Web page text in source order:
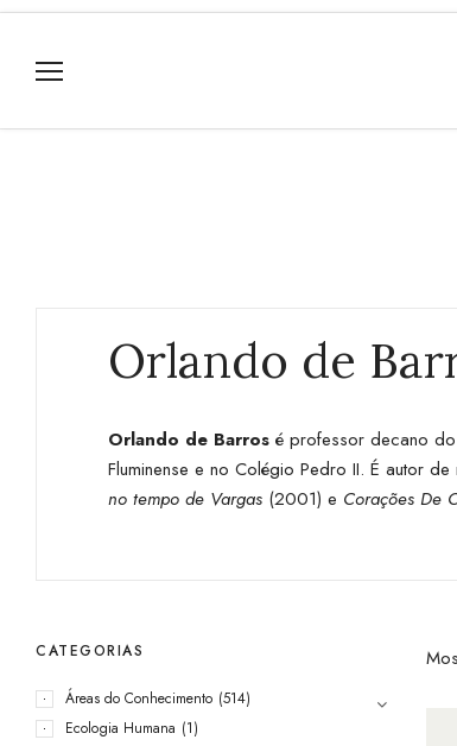
Orlando de
Orlando de Barros é professor decano do
Fluminense e no Colégio Pedro II. É autor
no tempo de Vargas (2001) e Corações De
CATEGORIAS
Áreas do Conhecimento (514)
Ecologia Humana (1)